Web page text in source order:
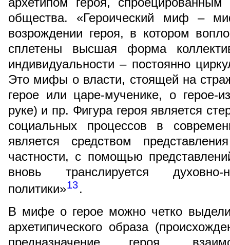
общества. «Героический миф –
возрождении героя, в котором
сплетены высшая форма
индивидуальности – постоянно
Это мифы о власти, стоящей на
герое или царе-мученике, о герое-
руке) и пр. Фигура героя является
социальных процессов в
является средством
частности, с помощью
вновь транслируется духовно-
политики»13.
В мифе о герое можно четко
архетипического образа